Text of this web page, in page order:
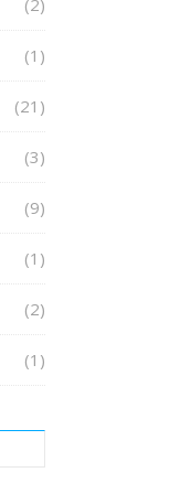
(2)
(1)
(21)
(3)
(9)
(1)
(2)
(1)